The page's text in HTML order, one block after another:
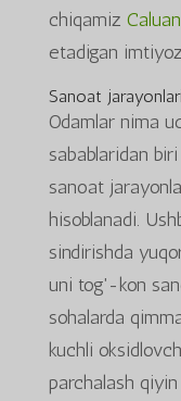
chiqamiz
etadigan
Sanoat
Odamlar nima
sabablaridan biri
sanoat
hisoblanadi.
sindirishda
uni tog'-kon
sohalarda
kuchli
parchalash